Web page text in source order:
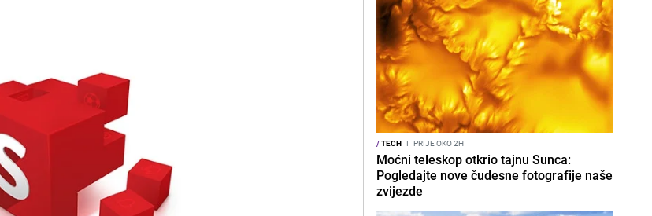
/TECH I PRIJE OKO 2H
Moćni teleskop otkrio tajnu Sunca:
Pogledajte nove čudesne fotografije naše
zvijezde